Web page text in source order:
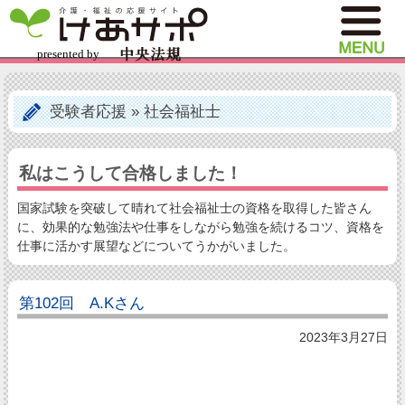
受験者応援»社会福祉士
私はこうして合格しました！
国家試験を突破して晴れて社会福祉士の資格を取得した皆さん
に、効果的な勉強法や仕事をしながら勉強を続けるコツ、資格を
仕事に活かす展望などについてうかがいました。
第102回 A.Kさん
2023年3月27日